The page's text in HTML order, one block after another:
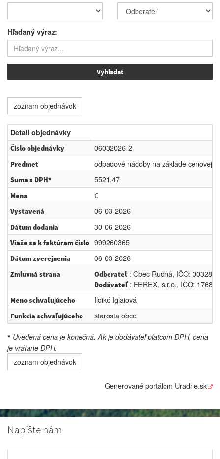
Hľadaný výraz:
zoznam objednávok
Detail objednávky
Číslo objednávky 06032026-2
Predmet odpadové nádoby na základe cenovej
Suma s DPH* 5521.47
Mena €
Vystavená 06-03-2026
Dátum dodania 30-06-2026
Viaže sa k faktúram čislo 999260365
Dátum zverejnenia 06-03-2026
Zmluvná strana Odberateľ: Obec Rudná, IČO:
Dodávateľ: FEREX, s.r.o., IČO:
Meno schvaľujúceho Ildikó Iglaiová
Funkcia schvaľujúceho starosta obce
* Uvedená cena je konečná. Ak je dodávateľ platcom DPH, cena
je vrátane DPH.
zoznam objednávok
Generované portálom Uradne.sk
Napíšte nám